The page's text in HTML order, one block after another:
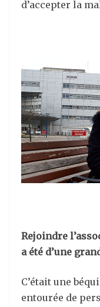
d’accepter la
Rejoindre
a été d’une
C’était une
entourée de